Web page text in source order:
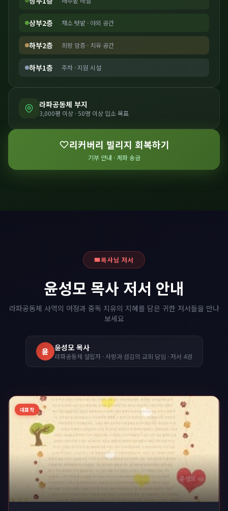
상부2층 채소 텃밭 · 야외 공간
하부2층 희랑 암층 · 치유 공간
하부1층 주차 · 지원 시설
라파공동체 부지
3,000평 이상 · 50명 이상 입소 목표
리커버리 빌리지 회복하기
기부 안내 · 계좌 송금
목사님 저서
윤성모 목사 저서 안내
라파공동체 사역의 여정과 중독 치유의 지혜를 담은 귀한 저서들을 만나
보세요
윤 윤성모 목사
라파공동체 설립자 · 사랑과 섬김의 교회 담임 · 저서 4권
대표작